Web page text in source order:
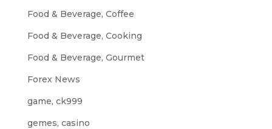
Food & Beverage, Coffee
Food & Beverage, Cooking
Food & Beverage, Gourmet
Forex News
game, ck999
gemes, casino